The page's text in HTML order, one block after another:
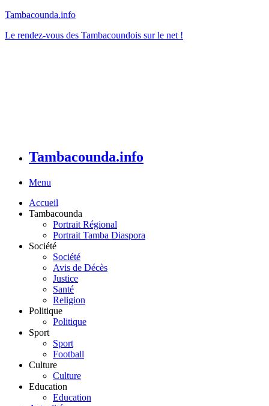
Tambacounda.info
Le rendez-vous des Tambacoundois sur le net !
Tambacounda.info
Menu
Accueil
Tambacounda
Portrait Régional
Portrait Tamba Diaspora
Société
Société
Avis de Décès
Justice
Santé
Religion
Politique
Politique
Sport
Sport
Football
Culture
Culture
Education
Education